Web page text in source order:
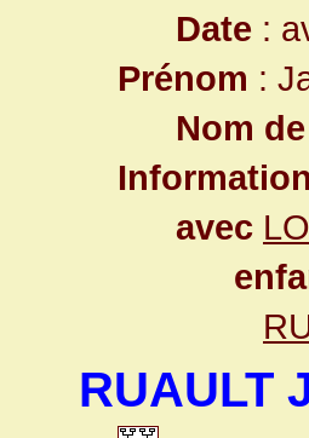
Date :
Prénom :
Nom
avec
RUAULT